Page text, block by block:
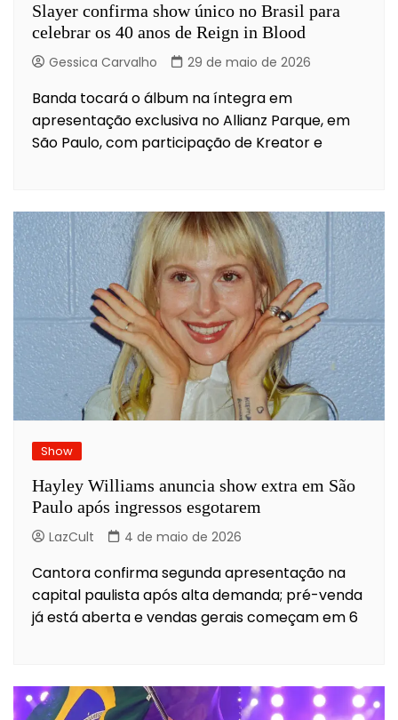
Slayer confirma show único no Brasil para
celebrar os 40 anos de Reign in Blood
Gessica Carvalho 29 de maio de 2026
Banda tocará o álbum na íntegra em
apresentação exclusiva no Allianz Parque, em
São Paulo, com participação de Kreator e
Show
Hayley Williams anuncia show extra em São
Paulo após ingressos esgotarem
LazCult 4 de maio de 2026
Cantora confirma segunda apresentação na
capital paulista após alta demanda; pré-venda
já está aberta e vendas gerais começam em 6